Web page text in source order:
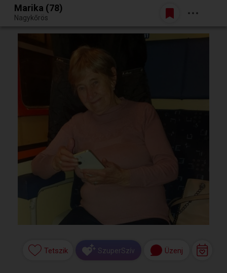
Egy jó randiból bármi lehet.
Belépés
Marika (78)
Nagykőrös
Tetszik SzuperSzív Üzenj